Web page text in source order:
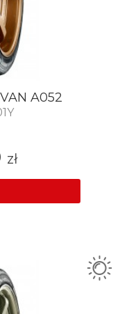
A052
zł